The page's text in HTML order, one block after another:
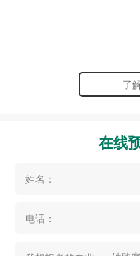
了
在线
姓名：
电话：